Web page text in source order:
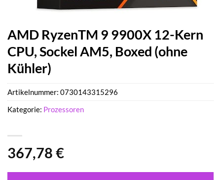
AMD RyzenTM 9 9900X 12-Kern
CPU, Sockel AM5, Boxed (ohne
Kühler)
367,78 €
Artikelnummer: 0730143315296
Kategorie: Prozessoren